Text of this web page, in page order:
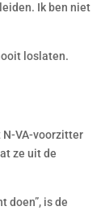
Ik ben niet
loslaten.
N-VA-voorzitter
ze uit de
doen”, is de